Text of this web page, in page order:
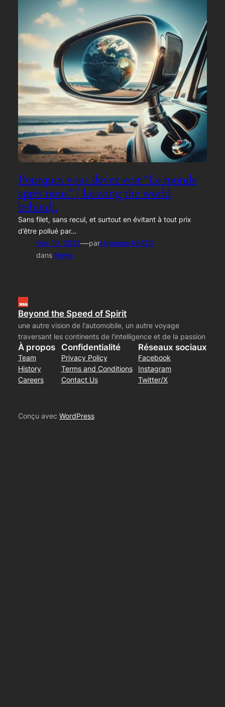
Pourquoi vous devez voir “Le monde
après nous” ( Leaving the world
behind).
Sans filet, sans recul, et surtout en évitant à tout prix
d’être pollué par…
Déc 10, 2023—parHyperion KEATS
dans News
Beyond the Speed of Spirit
une autre vision de l'automobile, un autre voyage
traversant les continents de l'intelligence et de la passion
À propos
Team
History
Careers
Confidentialité
Privacy Policy
Terms and Conditions
Contact Us
Réseaux sociaux
Facebook
Instagram
Twitter/X
Conçu avec WordPress